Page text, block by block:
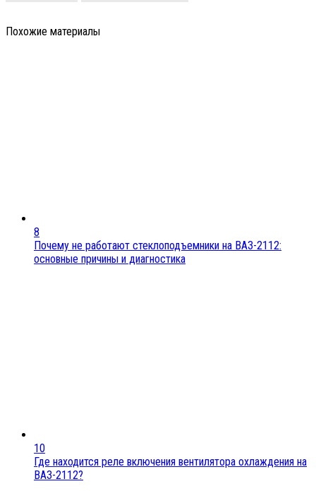
Похожие материалы
8
Почему не работают стеклоподъемники на ВАЗ-2112:
основные причины и диагностика
10
Где находится реле включения вентилятора охлаждения на
ВАЗ-2112?